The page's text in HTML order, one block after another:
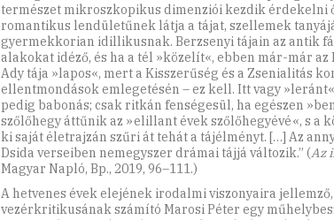
természet mikroszkopikus dimenziói kezdik érdekelni
romantikus lendületűnek látja a tájat, szellemek
gyermekkorian idillikusnak. Berzsenyi tájain az antik
alakokat idéző, és ha a tél »közelít«, ebben már-már
Ady tája »lapos«, mert a Kisszerűség és a Zsenialitás
ellentmondások emlegetésén – ez kell. Itt vagy
pedig babonás; csak ritkán fenségesül, ha egészen
szőlőhegy áttűnik az »elillant évek szőlőhegyévé«, s a
ki saját életrajzán szűri át tehát a tájélményt. […] Az
Dsida verseiben nemegyszer drámai tájjá változik.” (Az
Magyar Napló, Bp., 2019, 96–111.)
A hetvenes évek elejének irodalmi viszonyaira jellemző,
vezérkritikusának számító Marosi Péter egy